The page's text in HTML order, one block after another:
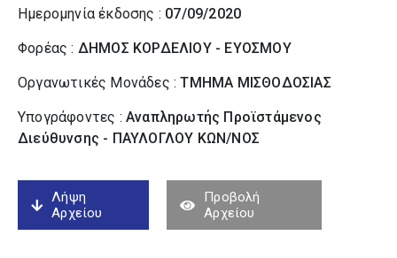
Ημερομηνία έκδοσης : 07/09/2020
Φορέας : ΔΗΜΟΣ ΚΟΡΔΕΛΙΟΥ - ΕΥΟΣΜΟΥ
Οργανωτικές Μονάδες :ΤΜΗΜΑ ΜΙΣΘΟΔΟΣΙΑΣ
Υπογράφοντες : Αναπληρωτής Προϊστάμενος
Διεύθυνσης - ΠΑΥΛΟΓΛΟΥ ΚΩΝ/ΝΟΣ
Λήψη
Αρχείου
Προβολή
Αρχείου